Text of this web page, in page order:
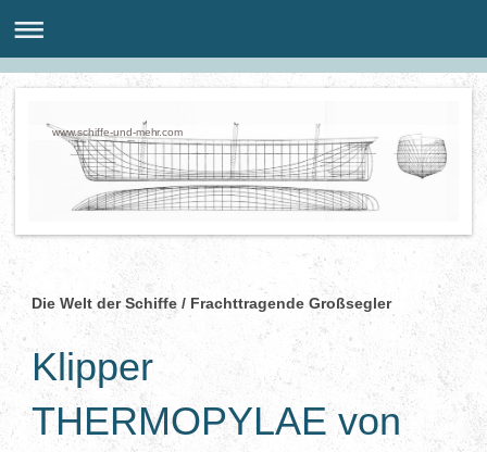
www.schiffe-und-mehr.com
Die Welt der Schiffe / Frachttragende Großsegler
Klipper
THERMOPYLAE von